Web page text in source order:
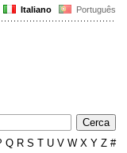
Italiano Português
Q R S T U V W X Y Z #